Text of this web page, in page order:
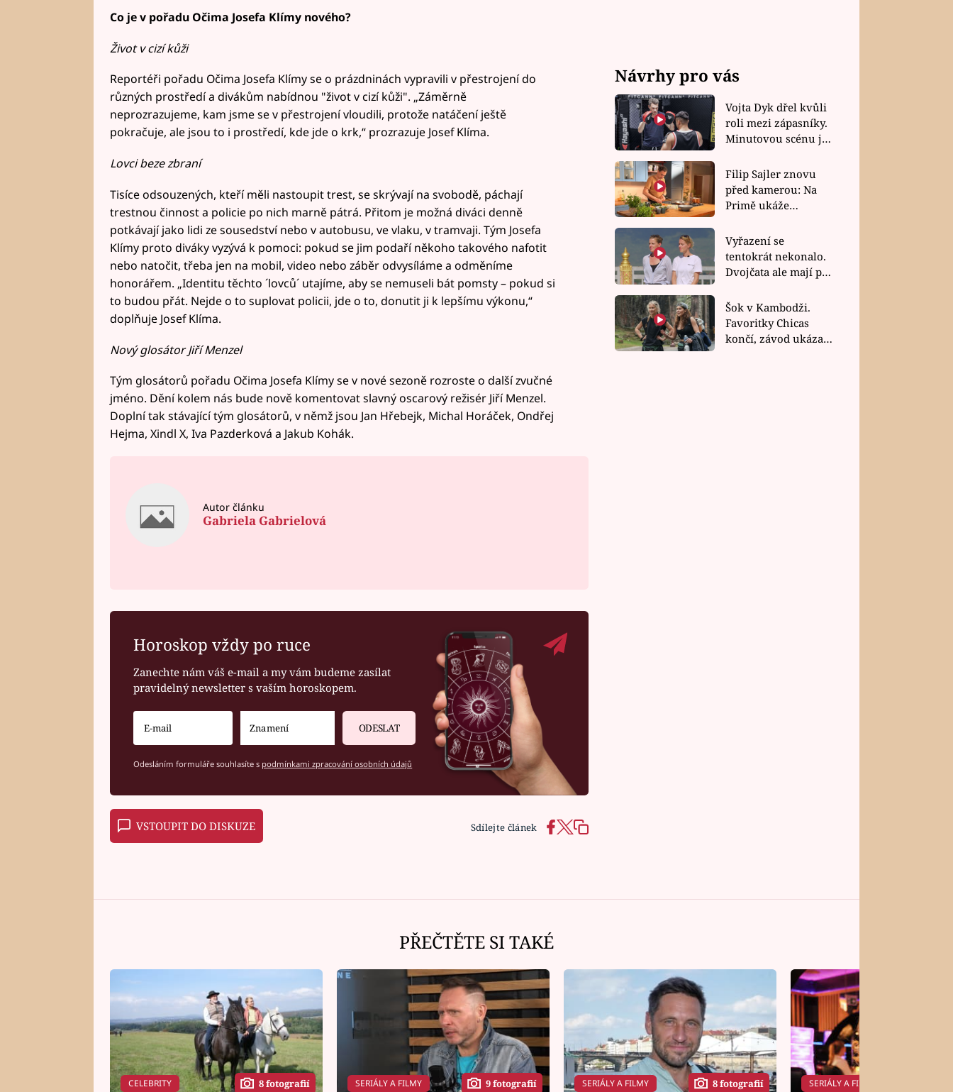
Co je v pořadu Očima Josefa Klímy nového?
Život v cizí kůži
Reportéři pořadu Očima Josefa Klímy se o prázdninách vypravili v přestrojení do
různých prostředí a divákům nabídnou "život v cizí kůži". „Záměrně
neprozrazujeme, kam jsme se v přestrojení vloudili, protože natáčení ještě
pokračuje, ale jsou to i prostředí, kde jde o krk,“ prozrazuje Josef Klíma.
Lovci beze zbraní
Tisíce odsouzených, kteří měli nastoupit trest, se skrývají na svobodě, páchají
trestnou činnost a policie po nich marně pátrá. Přitom je možná diváci denně
potkávají jako lidi ze sousedství nebo v autobusu, ve vlaku, v tramvaji. Tým Josefa
Klímy proto diváky vyzývá k pomoci: pokud se jim podaří někoho takového nafotit
nebo natočit, třeba jen na mobil, video nebo záběr odvysíláme a odměníme
honorářem. „Identitu těchto ´lovců´ utajíme, aby se nemuseli bát pomsty – pokud si
to budou přát. Nejde o to suplovat policii, jde o to, donutit ji k lepšímu výkonu,“
doplňuje Josef Klíma.
Nový glosátor Jiří Menzel
Tým glosátorů pořadu Očima Josefa Klímy se v nové sezoně rozroste o další zvučné
jméno. Dění kolem nás bude nově komentovat slavný oscarový režisér Jiří Menzel.
Doplní tak stávající tým glosátorů, v němž jsou Jan Hřebejk, Michal Horáček, Ondřej
Hejma, Xindl X, Iva Pazderková a Jakub Kohák.
Autor článku
Gabriela Gabrielová
Horoskop vždy po ruce
Zanechte nám váš e-mail a my vám budeme zasílat
pravidelný newsletter s vaším horoskopem.
ODESLAT
Odesláním formuláře souhlasíte s podmínkami zpracování osobních údajů
VSTOUPIT DO DISKUZE Sdílejte článek
Návrhy pro vás
Vojta Dyk dřel kvůli
roli mezi zápasníky.
Minutovou scénu jel
Filip Sajler znovu
před kamerou: Na
Primě ukáže
rychlé recepty
Vyřazení se
tentokrát nekonalo.
Dvojčata ale mají po
závodu nůž na krku
Šok v Kambodži.
Favoritky Chicas
končí, závod ukázal
PŘEČTĚTE SI TAKÉ
CELEBRITY 8 fotografií SERIÁLY A FILMY 9 fotografií SERIÁLY A FILMY 8 fotografií SERIÁLY A FILMY